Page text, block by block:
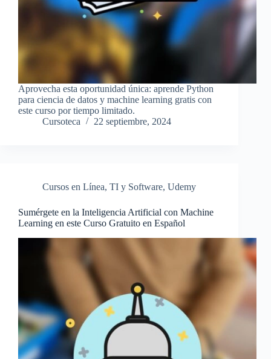
Aprovecha esta oportunidad única: aprende Python
para ciencia de datos y machine learning gratis con
este curso por tiempo limitado.
Cursoteca
22 septiembre, 2024
Cursos en Línea, TI y Software, Udemy
Sumérgete en la Inteligencia Artificial con Machine
Learning en este Curso Gratuito en Español